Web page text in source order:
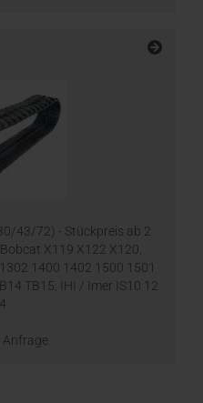
43/72) - Stückpreis ab 2
X119 X122 X120,
1400 1402 1500 1501
TB15, IHI / Imer IS10 12
Anfrage